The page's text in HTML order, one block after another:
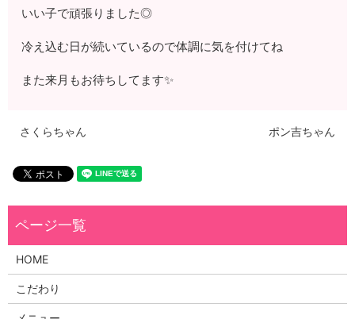
いい子で頑張りました◎
冷え込む日が続いているので体調に気を付けてね
また来月もお待ちしてます✨
さくらちゃん ポン吉ちゃん
HOME
こだわり